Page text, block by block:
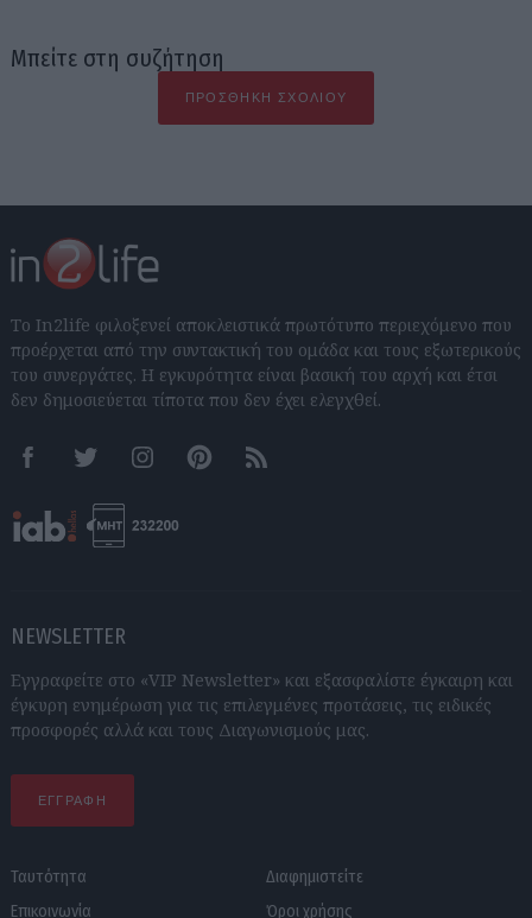
Μπείτε στη συζήτηση
ΠΡΟΣΘΉΚΗ ΣΧΟΛΊΟΥ
Το In2life φιλοξενεί αποκλειστικά πρωτότυπο περιεχόμενο που
προέρχεται από την συντακτική του ομάδα και τους εξωτερικούς
του συνεργάτες. Η εγκυρότητα είναι βασική του αρχή και έτσι
δεν δημοσιεύεται τίποτα που δεν έχει ελεγχθεί.
FacebookTwitter InstagramPinterestRSS feeds
NEWSLETTER
Εγγραφείτε στο «VIP Newsletter» και εξασφαλίστε έγκαιρη και
έγκυρη ενημέρωση για τις επιλεγμένες προτάσεις, τις ειδικές
προσφορές αλλά και τους Διαγωνισμούς μας.
ΕΓΓΡΑΦΗ
Ταυτότητα
Επικοινωνία
Διαφημιστείτε
Όροι χρήσης